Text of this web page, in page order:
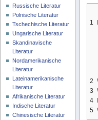
1
2
3
4
5
Russische Literatur
Polnische Literatur
Tschechische Literatur
Ungarische Literatur
Skandinavische
Literatur
Nordamerikanische
Literatur
Lateinamerikanische
Literatur
Afrikanische Literatur
Indische Literatur
Chinesische Literatur